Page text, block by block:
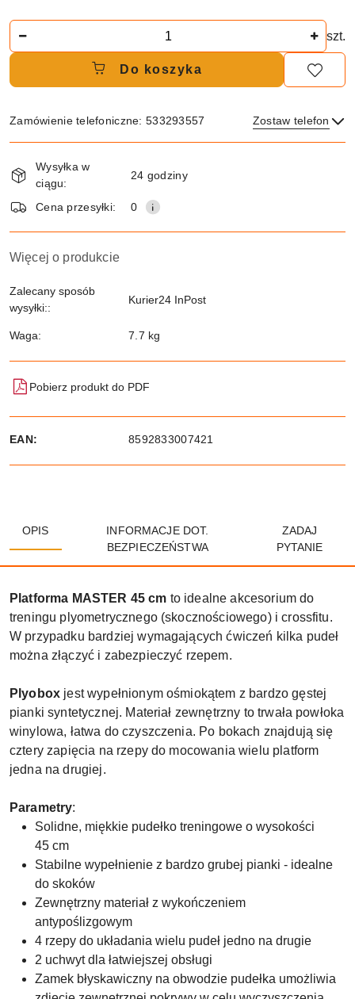
szt.
Do koszyka
Zamówienie telefoniczne: 533293557 Zostaw telefon
i
dostawa
Wysyłka w
ciągu:
24 godziny
Cena przesyłki: 0
Więcej o produkcie
Zalecany sposób
wysyłki::
Kurier24 InPost
Waga: 7.7 kg
Pobierz produkt do PDF
EAN: 8592833007421
OPIS
INFORMACJE DOT.
BEZPIECZEŃSTWA
ZADAJ
PYTANIE
Platforma MASTER 45 cm to idealne akcesorium do
treningu plyometrycznego (skocznościowego) i crossfitu.
W przypadku bardziej wymagających ćwiczeń kilka pudeł
można złączyć i zabezpieczyć rzepem.
Plyobox jest wypełnionym ośmiokątem z bardzo gęstej
pianki syntetycznej. Materiał zewnętrzny to trwała powłoka
winylowa, łatwa do czyszczenia. Po bokach znajdują się
cztery zapięcia na rzepy do mocowania wielu platform
jedna na drugiej.
Parametry:
Solidne, miękkie pudełko treningowe o wysokości
45 cm
Stabilne wypełnienie z bardzo grubej pianki - idealne
do skoków
Zewnętrzny materiał z wykończeniem
antypoślizgowym
4 rzepy do układania wielu pudeł jedno na drugie
2 uchwyt dla łatwiejszej obsługi
Zamek błyskawiczny na obwodzie pudełka umożliwia